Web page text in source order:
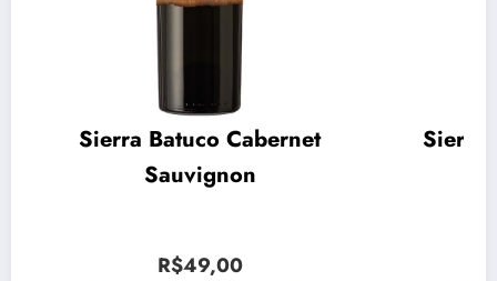
Sierra Batuco Cabernet
Sauvignon
R$49,00
Sierra